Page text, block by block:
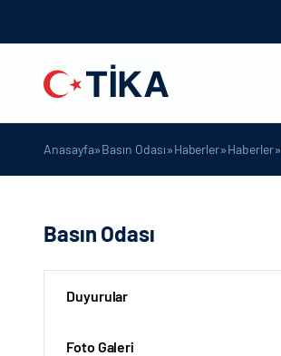
Anasayfa»Basın Odası»Haberler»Haberler»
Basın Odası
Duyurular
Foto Galeri